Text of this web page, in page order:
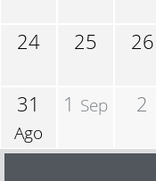
24 25 26
31
Ago
1 Sep 2